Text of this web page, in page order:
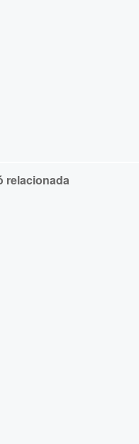
relacionada